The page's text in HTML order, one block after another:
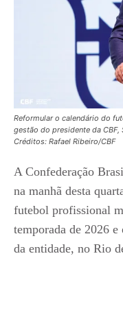
Reformular o calendário do
gestão do presidente da CBF,
Créditos: Rafael Ribeiro/CBF
A Confederação
na manhã desta
futebol profissional
temporada de 2026
da entidade, no Rio